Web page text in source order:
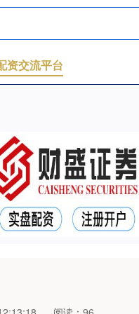
资交流平台